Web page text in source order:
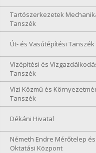
Tartószerkezetek
Tanszék
Út- és Vasútépítési Tanszék
Vízépítési és
Tanszék
Vízi Közmű és
Tanszék
Dékáni Hivatal
Németh Endre Mérőtelep és
Oktatási Központ